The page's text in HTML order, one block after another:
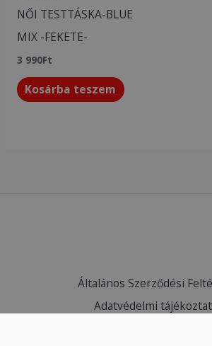
NŐI TESTTÁSKA-BLUE
MIX -FEKETE-
3 990Ft
Kosárba teszem
Általános Szerződési
Adatvédelmi